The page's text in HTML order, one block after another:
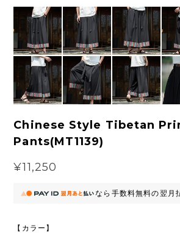
Chinese Style Tibetan
Pants(MT1139)
¥11,250
なら 手数料無料の翌月
【カラー】